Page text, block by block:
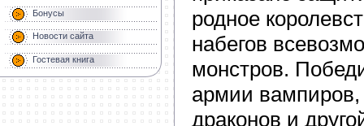
Бонусы
Новости сайта
Гостевая книга
родное
набегов
монстров.
армии вампиров,
драконов и